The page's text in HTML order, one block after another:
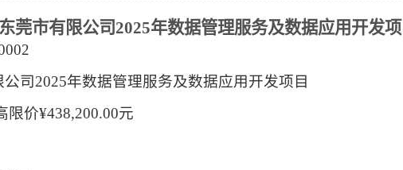
莞市有限公司2025年数据管理服务及数据应用开发
司2025年数据管理服务及数据应用开发项目
限价¥438,200.00元